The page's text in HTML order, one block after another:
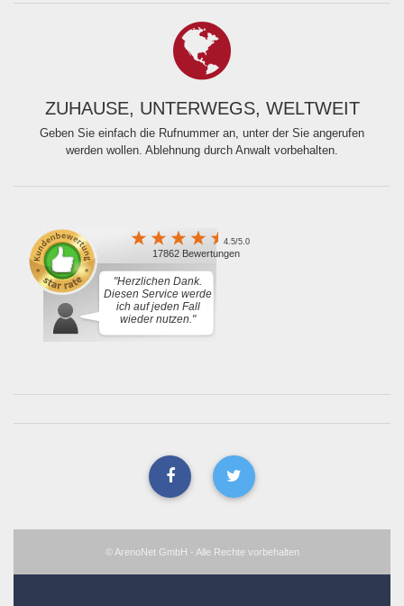
ZUHAUSE, UNTERWEGS, WELTWEIT
Geben Sie einfach die Rufnummer an, unter der Sie angerufen
werden wollen. Ablehnung durch Anwalt vorbehalten.
4.5/5.0
17862 Bewertungen
"Herzlichen Dank.
Diesen Service werde
ich auf jeden Fall
wieder nutzen."
© ArenoNet GmbH - Alle Rechte vorbehalten